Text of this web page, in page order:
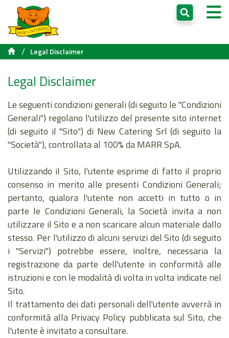
/ Legal Disclaimer
Legal Disclaimer
Le seguenti condizioni generali (di seguito le "Condizioni
Generali") regolano l'utilizzo del presente sito internet
(di seguito il "Sito") di New Catering Srl (di seguito la
"Società"), controllata al 100% da MARR SpA.
Utilizzando il Sito, l'utente esprime di fatto il proprio
consenso in merito alle presenti Condizioni Generali;
pertanto, qualora l'utente non accetti in tutto o in
parte le Condizioni Generali, la Società invita a non
utilizzare il Sito e a non scaricare alcun materiale dallo
stesso. Per l'utilizzo di alcuni servizi del Sito (di seguito
i "Servizi") potrebbe essere, inoltre, necessaria la
registrazione da parte dell'utente in conformità alle
istruzioni e con le modalità di volta in volta indicate nel
Sito.
Il trattamento dei dati personali dell'utente avverrà in
conformità alla Privacy Policy pubblicata sul Sito, che
l'utente è invitato a consultare.